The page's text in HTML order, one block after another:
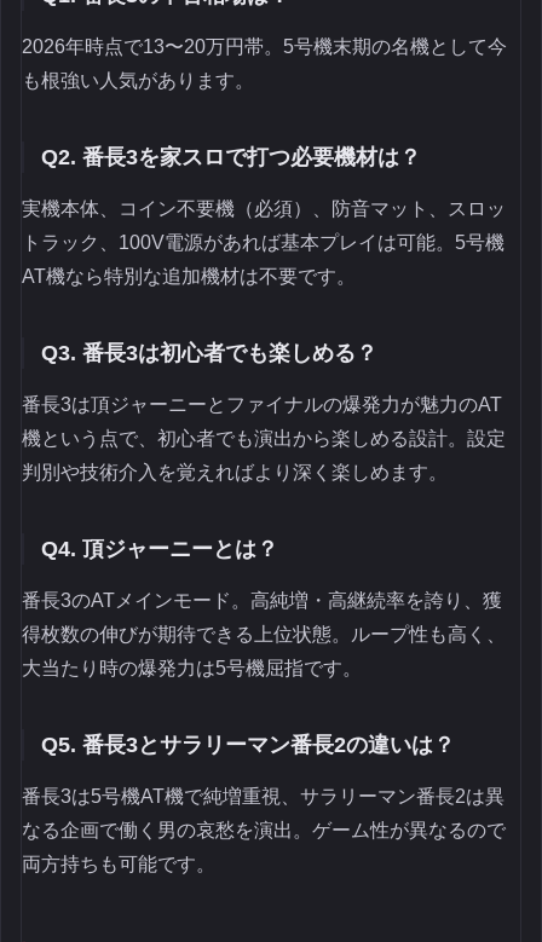
2026年時点で13〜20万円帯。5号機末期の名機として今
も根強い人気があります。
Q2. 番長3を家スロで打つ必要機材は？
実機本体、コイン不要機（必須）、防音マット、スロッ
トラック、100V電源があれば基本プレイは可能。5号機
AT機なら特別な追加機材は不要です。
Q3. 番長3は初心者でも楽しめる？
番長3は頂ジャーニーとファイナルの爆発力が魅力のAT
機という点で、初心者でも演出から楽しめる設計。設定
判別や技術介入を覚えればより深く楽しめます。
Q4. 頂ジャーニーとは？
番長3のATメインモード。高純増・高継続率を誇り、獲
得枚数の伸びが期待できる上位状態。ループ性も高く、
大当たり時の爆発力は5号機屈指です。
Q5. 番長3とサラリーマン番長2の違いは？
番長3は5号機AT機で純増重視、サラリーマン番長2は異
なる企画で働く男の哀愁を演出。ゲーム性が異なるので
両方持ちも可能です。